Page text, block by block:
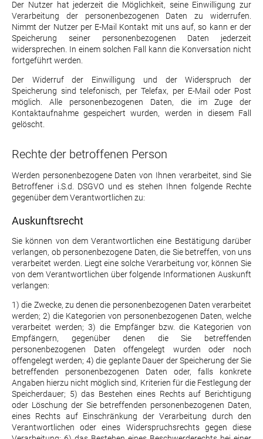
Der Nutzer hat jederzeit die Möglichkeit, seine Einwilligung zur
Verarbeitung der personenbezogenen Daten zu widerrufen.
Nimmt der Nutzer per E-Mail Kontakt mit uns auf, so kann er der
Speicherung seiner personenbezogenen Daten jederzeit
widersprechen. In einem solchen Fall kann die Konversation nicht
fortgeführt werden.
Der Widerruf der Einwilligung und der Widerspruch der
Speicherung sind telefonisch, per Telefax, per E-Mail oder Post
möglich. Alle personenbezogenen Daten, die im Zuge der
Kontaktaufnahme gespeichert wurden, werden in diesem Fall
gelöscht.
Rechte der betroffenen Person
Werden personenbezogene Daten von Ihnen verarbeitet, sind Sie
Betroffener i.S.d. DSGVO und es stehen Ihnen folgende Rechte
gegenüber dem Verantwortlichen zu:
Auskunftsrecht
Sie können von dem Verantwortlichen eine Bestätigung darüber
verlangen, ob personenbezogene Daten, die Sie betreffen, von uns
verarbeitet werden. Liegt eine solche Verarbeitung vor, können Sie
von dem Verantwortlichen über folgende Informationen Auskunft
verlangen:
1) die Zwecke, zu denen die personenbezogenen Daten verarbeitet
werden; 2) die Kategorien von personenbezogenen Daten, welche
verarbeitet werden; 3) die Empfänger bzw. die Kategorien von
Empfängern, gegenüber denen die Sie betreffenden
personenbezogenen Daten offengelegt wurden oder noch
offengelegt werden; 4) die geplante Dauer der Speicherung der Sie
betreffenden personenbezogenen Daten oder, falls konkrete
Angaben hierzu nicht möglich sind, Kriterien für die Festlegung der
Speicherdauer; 5) das Bestehen eines Rechts auf Berichtigung
oder Löschung der Sie betreffenden personenbezogenen Daten,
eines Rechts auf Einschränkung der Verarbeitung durch den
Verantwortlichen oder eines Widerspruchsrechts gegen diese